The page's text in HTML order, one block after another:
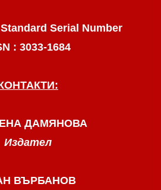
Serial Number
: 3033-1684
ДАМЯНОВА
Издател
ВЪРБАНОВ